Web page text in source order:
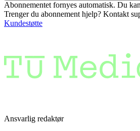
Abonnementet fornyes automatisk. Du
Trenger du abonnement hjelp? Kontakt
Kundestøtte
Ansvarlig redaktør